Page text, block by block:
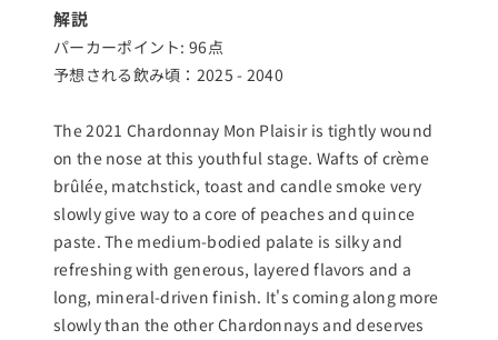
解説
パーカーポイント: 96点
予想される飲み頃：2025 - 2040
The 2021 Chardonnay Mon Plaisir is tightly wound
on the nose at this youthful stage. Wafts of crème
brûlée, matchstick, toast and candle smoke very
slowly give way to a core of peaches and quince
paste. The medium-bodied palate is silky and
refreshing with generous, layered flavors and a
long, mineral-driven finish. It's coming along more
slowly than the other Chardonnays and deserves